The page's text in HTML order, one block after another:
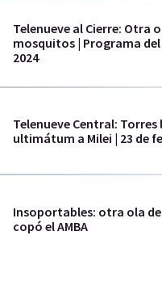
Telenueve al Cierre: Otra
mosquitos | Programa del
2024
Telenueve Central: Torres
ultimátum a Milei | 23 de
Insoportables: otra ola
copó el AMBA